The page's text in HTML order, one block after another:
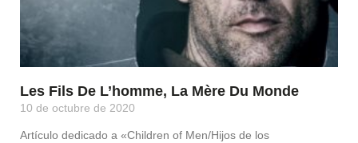
Les Fils De L’homme, La Mère Du Monde
10 de octubre de 2020
Artículo dedicado a «Children of Men/Hijos de los